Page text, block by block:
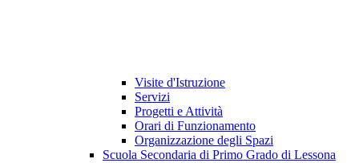
Visite d'Istruzione
Servizi
Progetti e Attività
Orari di Funzionamento
Organizzazione degli Spazi
Scuola Secondaria di Primo Grado di Lessona